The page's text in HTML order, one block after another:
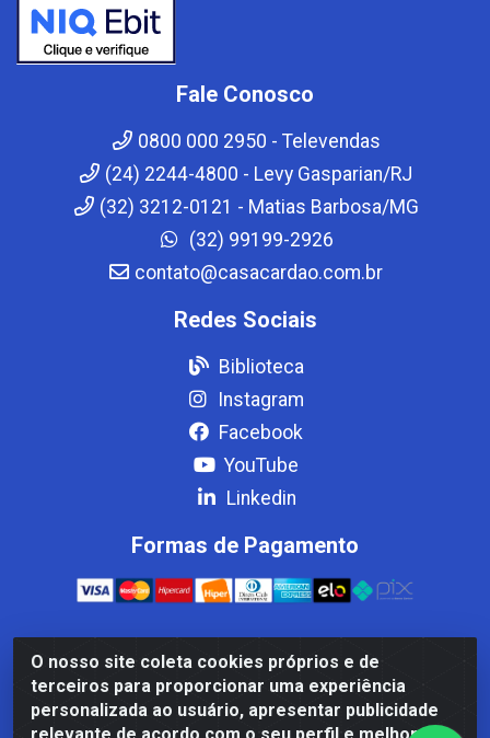
O nosso site coleta cookies próprios e de
terceiros para proporcionar uma experiência
personalizada ao usuário, apresentar publicidade
Fale Conosco
0800 000 2950 - Televendas
(24) 2244-4800 - Levy Gasparian/RJ
(32) 3212-0121 - Matias Barbosa/MG
(32) 99199-2926
contato@casacardao.com.br
Redes Sociais
Biblioteca
Instagram
Facebook
YouTube
Linkedin
Formas de Pagamento
Casa Cardão LTDA - Av. Amaral Peixoto, 910 - Afonso
ArinosCom, Levy Gasparian/RJ - CEP 25.875-000 - CNPJ
32.287.542/0001-83